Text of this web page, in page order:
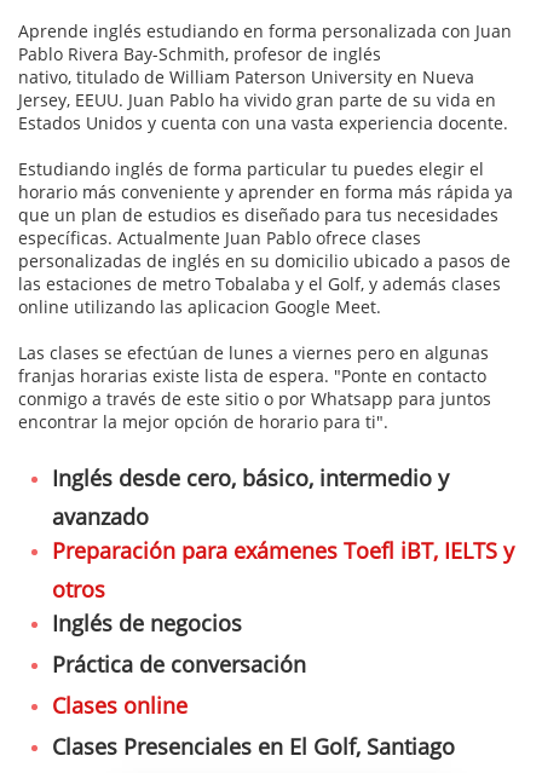
Aprende inglés estudiando en forma personalizada con Juan
Pablo Rivera Bay-Schmith, profesor de inglés
nativo, titulado de William Paterson University en Nueva
Jersey, EEUU. Juan Pablo ha vivido gran parte de su vida en
Estados Unidos y cuenta con una vasta experiencia docente.
Estudiando inglés de forma particular tu puedes elegir el
horario más conveniente y aprender en forma más rápida ya
que un plan de estudios es diseñado para tus necesidades
específicas. Actualmente Juan Pablo ofrece clases
personalizadas de inglés en su domicilio ubicado a pasos de
las estaciones de metro Tobalaba y el Golf, y además clases
online utilizando las aplicacion Google Meet.
Las clases se efectúan de lunes a viernes pero en algunas
franjas horarias existe lista de espera. "Ponte en contacto
conmigo a través de este sitio o por Whatsapp para juntos
encontrar la mejor opción de horario para ti".
Inglés desde cero, básico, intermedio y
avanzado​​
Preparación para exámenes Toefl iBT, IELTS y
otros
Inglés de negocios
Práctica de conversación
Clases online
Clases Presenciales en El Golf, Santiago